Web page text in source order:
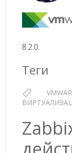
8.2.0.
Теги